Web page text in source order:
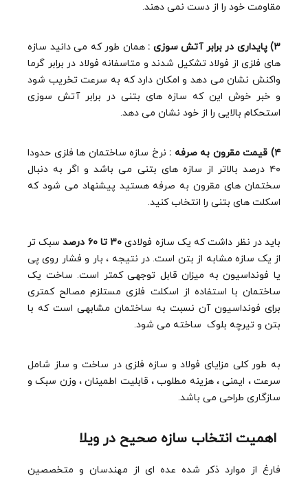
مقاومت خود را از دست نمی دهند.
۳) پایداری در برابر آتش سوزی :
همان طور که می دانید سازه
های فلزی از فولاد تشکیل شدند و متاسفانه فولاد در برابر گرما
واکنش نشان می دهد و امکان دارد که به سرعت تخریب شود
و خبر خوش این که سازه های بتنی در برابر آتش سوزی
استحکام بالایی را از خود نشان می دهد.
۴) قیمت مقرون به صرفه :
نرخ سازه ساختمان ها فلزی حدودا
۴۰ درصد بالاتر از سازه های بتنی می باشد و اگر به دنبال
سختمان های مقرون به صرفه هستید پیشنهاد می شود که
اسکلت های بتنی را انتخاب کنید.
باید در نظر داشت که یک سازه فولادی۳۰ تا ۶۰ درصد
سبک تر
از یک سازه مشابه از بتن است. در نتیجه ، بار و فشار روی پی
یا فونداسیون به میزان قابل توجهی کمتر است. ساخت یک
ساختمان با استفاده از اسکلت فلزی مستلزم مصالح کمتری
برای فونداسیون آن نسبت به ساختمان مشابهی است که با
بتن و تیرچه بلوک ساخته می شود.
به طور کلی مزایای فولاد و سازه فلزی در ساخت و ساز شامل
سرعت ، ایمنی ، هزینه مطلوب ، قابلیت اطمینان ، وزن سبک و
سازگاری طراحی می باشد.
اهمیت انتخاب سازه صحیح در ویلا
فارغ از موارد ذکر شده عده ای از مهندسان و متخصصین